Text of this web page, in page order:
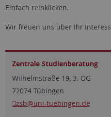
Einfach reinklicken.
Wir freuen uns über Ihr
Zentrale Studien­beratung
Wilhelmstraße 19, 3. OG
72074 Tübingen
zsb@uni-tuebingen.de